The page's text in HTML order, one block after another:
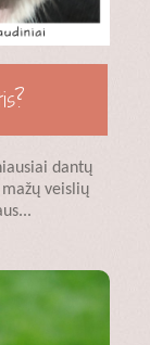
dantų
veislių